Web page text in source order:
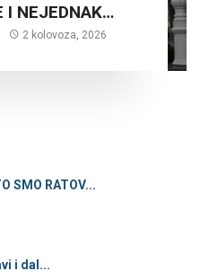
I NEJEDNAK
2 kolovoza, 2026
SMO RATOV...
i dal...